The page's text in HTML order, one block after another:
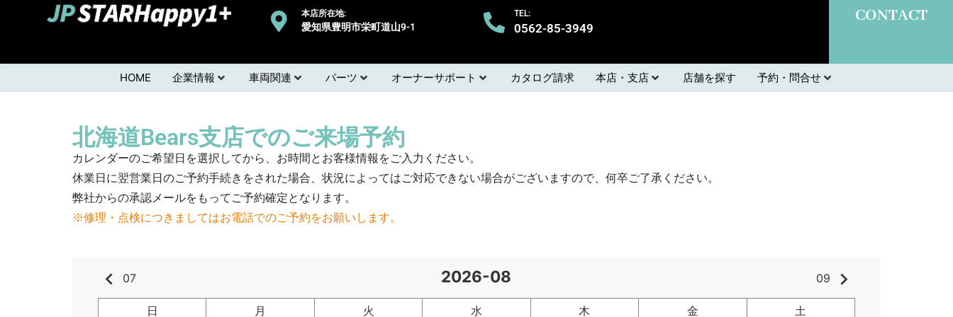
本店所在地:
愛知県豊明市栄町道山9-1
TEL:
0562-85-3949
CONTACT
HOME 企業情報 車両関連 パーツ オーナーサポート カタログ請求 本店・支店 店舗を探す 予約・問合せ
北海道Bears支店でのご来場予約
カレンダーのご希望日を選択してから、お時間とお客様情報をご入力ください。
休業日に翌営業日のご予約手続きをされた場合、状況によってはご対応できない場合がございますので、何卒ご了承ください。
弊社からの承認メールをもってご予約確定となります。
※修理・点検につきましてはお電話でのご予約をお願いします。
keyboard_arrow_left 07 2026-08 09 keyboard_arrow_right
日 月 火 水 木 金
土